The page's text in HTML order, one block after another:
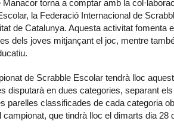
torna a comptar amb la
la Federació Internacional de
de Catalunya. Aquesta activitat fomenta
dels joves mitjançant el joc, mentre
de Scrabble Escolar tendrà lloc
disputarà en dues categories, separant
parelles classificades de cada categoria
que tindrà lloc el dimarts dia 28